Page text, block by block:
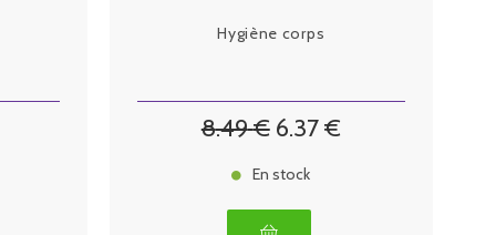
Hygiène corps
8.49€ 6.37€
En stock